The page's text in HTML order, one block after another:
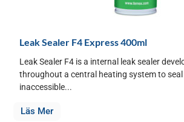
Leak Sealer F4 Express 400ml
Leak Sealer F4 is a internal leak sealer
throughout a central heating system to seal
inaccessible...
Läs Mer